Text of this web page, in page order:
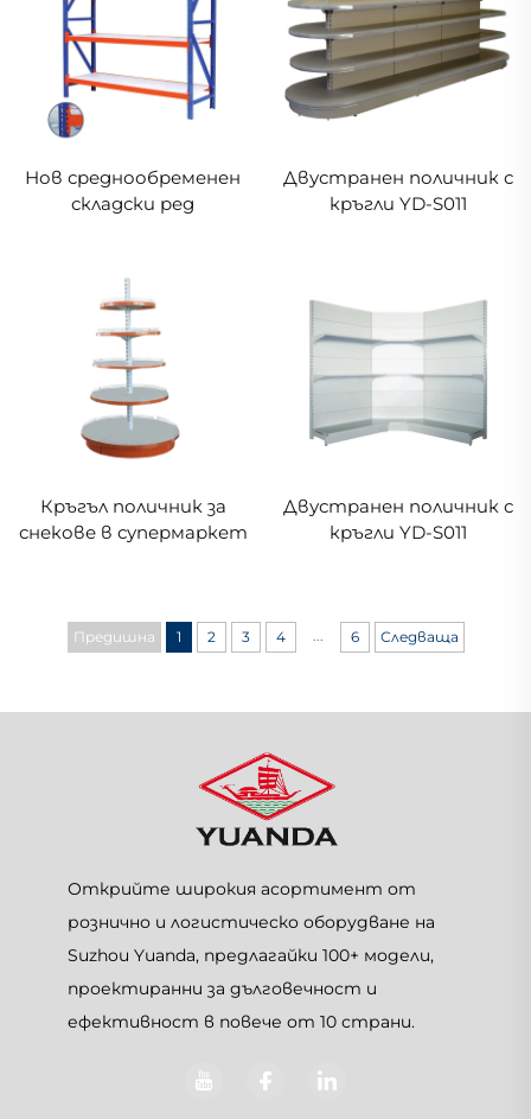
Нов среднообременен
складски ред
Двустранен поличник с
кръгли YD-S011
Кръгъл поличник за
снекове в супермаркет
Двустранен поличник с
кръгли YD-S011
Предишна 1 2 3 4 ... 6 Следваща
Открийте широкия асортимент от
рознично и логистическо оборудване на
Suzhou Yuanda, предлагайки 100+ модели,
проектиранни за дълговечност и
ефективност в повече от 10 страни.